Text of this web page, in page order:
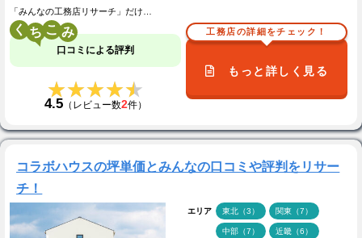
「みんなの工務店リサーチ」だけ…
く こ
口コミによる評判
★★★★★
★★★★★
4.5（レビュー数2件）
工務店の詳細をチェック！
もっと詳しく見る
コラボハウスの坪単価とみんなの口コミや評判をリサー
チ！
エリア 東北（3） 関東（7）
中部（7） 近畿（6）